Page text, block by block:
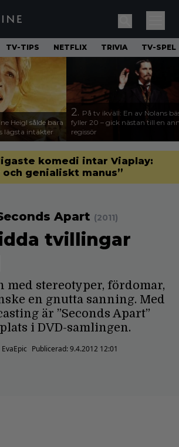
TV-TIPS NETFLIX TRIVIA TV-SPEL
Heigl sålde bara
lägsta intäkter
2. På tv ikväll: En av Nolans
fyller 20 – gick nästan till en
regissör
komedi intar Viaplay:
och genialiskt manus”
Apart (2011)
tvillingar
med stereotyper, fördomar,
en gnutta sanning. Med
är ”Seconds Apart”
i DVD-samlingen.
EvaEpic Publicerad:9.4.2012 12:01